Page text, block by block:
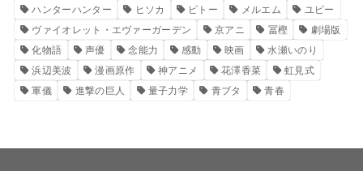
ハンターハンター
ヒソカ ピトー メルエム
ユピー
ヴァイオレット・エヴァーガーデン
京アニ 冨樫
劇場版
化物語
声優 念能力 感動 映画
水瀬いのり
浜辺美波
漫画原作 神アニメ 花澤香菜
虹見式
軍儀
進撃の巨人 量子力学 青ブタ 青春